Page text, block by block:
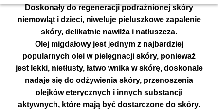
Doskonały do regeneracji podrażnionej skóry
niemowląt i dzieci, niweluje pieluszkowe zapalenie
skóry, delikatnie nawilża i natłuszcza.
Olej migdałowy jest jednym z najbardziej
popularnych olei w pielęgnacji skóry, ponieważ
jest lekki, nietłusty, łatwo wnika w skórę, doskonale
nadaje się do odżywienia skóry, przenoszenia
olejków eterycznych i innych substancji
aktywnych, które mają być dostarczone do skóry.